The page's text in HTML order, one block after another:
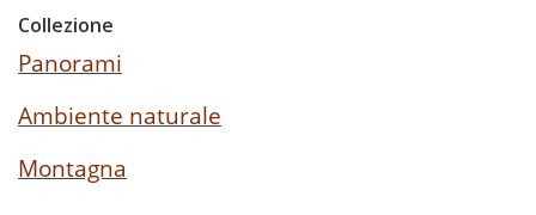
Collezione
Panorami
Ambiente naturale
Montagna